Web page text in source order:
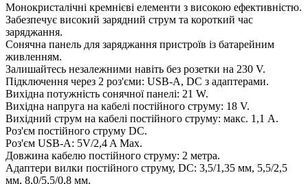
Монокристалічні кремнієві елементи з високою ефективністю.
Забезпечує високий зарядний струм та короткий час
заряджання.
Сонячна панель для заряджання пристроїв із батарейним
живленням.
Залишайтесь незалежними навіть без розетки на 230 V.
Підключення через 2 роз'єми: USB-А, DC з адаптерами.
Вихідна потужність сонячної панелі: 21 W.
Вихідна напруга на кабелі постійного струму: 18 V.
Вихідний струм на кабелі постійного струму: макс. 1,1 A.
Роз'єм постійного струму DC.
Роз'єм USB-А: 5V/2,4 A Max.
Довжина кабелю постійного струму: 2 метра.
Адаптери вилки постійного струму, DC: 3,5/1,35 мм, 5,5/2,5
мм, 8,0/5,5/0,8 мм.